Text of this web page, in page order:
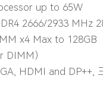
up to 65W
2666/2933 MHz
x4 Max to 128GB
DIMM）
HDMI and DP++,